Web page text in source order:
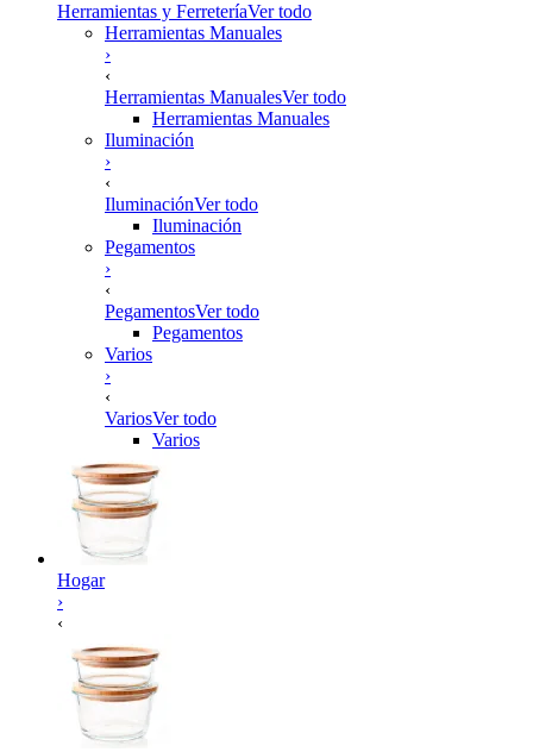
Herramientas y FerreteríaVer todo
Herramientas Manuales
›
‹
Herramientas ManualesVer todo
Herramientas Manuales
Iluminación
›
‹
IluminaciónVer todo
Iluminación
Pegamentos
›
‹
PegamentosVer todo
Pegamentos
Varios
›
‹
VariosVer todo
Varios
Hogar
›
‹